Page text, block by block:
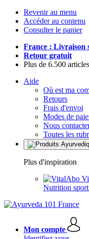
Revenir au menu
Accéder au contenu
Consulter le panier
France : Livraison
Retour gratuit
Plus de 6.500 articles
Aide
Où est ma
Retours
Frais d'envoi
Modes de
Nous
Toutes les
Plus d'inspiration
Nutrition
Mon compte